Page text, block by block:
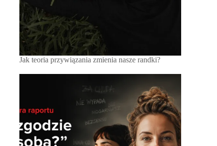
Jak teoria przywiązania zmienia nasze randki?